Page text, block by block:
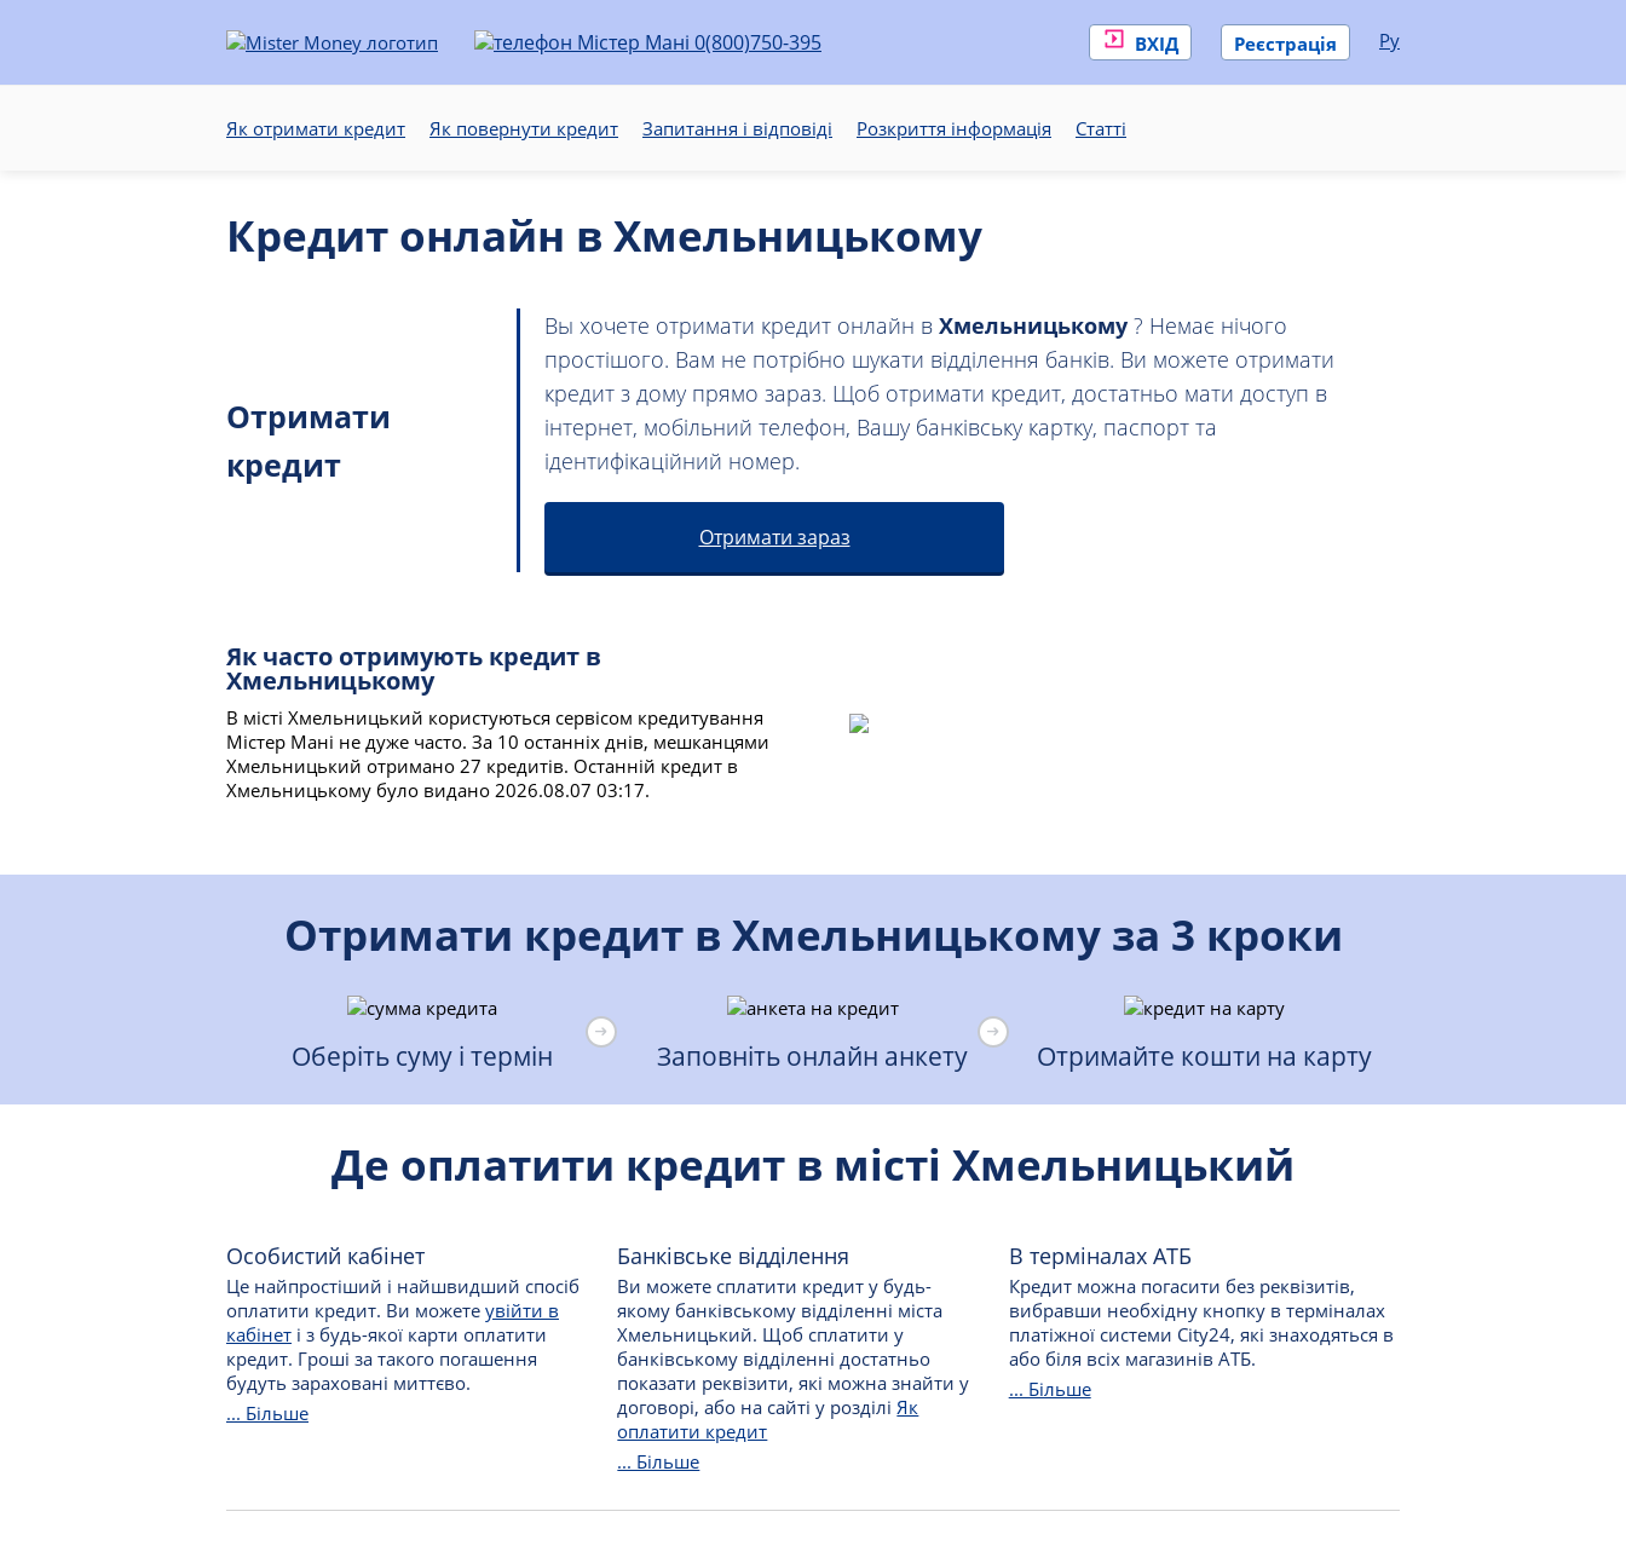
0(800)750-395 ВХІД Реєстрація Ру
Як отримати кредит Як повернути кредит Запитання і відповіді Розкриття інформація Статті
Кредит онлайн в Хмельницькому
Отримати
кредит
Вы хочете отримати кредит онлайн в Хмельницькому ? Немає нічого
простішого. Вам не потрібно шукати відділення банків. Ви можете отримати
кредит з дому прямо зараз. Щоб отримати кредит, достатньо мати доступ в
інтернет, мобільний телефон, Вашу банківську картку, паспорт та
ідентифікаційний номер.
Отримати зараз
Як часто отримують кредит в
Хмельницькому
В місті Хмельницький користуються сервісом кредитування
Містер Мані не дуже часто. За 10 останніх днів, мешканцями
Хмельницький отримано 27 кредитів. Останній кредит в
Хмельницькому було видано 2026.08.07 03:17.
Отримати кредит в Хмельницькому за 3 кроки
Оберіть суму і термін Заповніть онлайн анкету Отримайте кошти на карту
Де оплатити кредит в місті Хмельницький
Особистий кабінет
Це найпростіший і найшвидший спосіб
оплатити кредит. Ви можете увійти в
кабінет і з будь-якої карти оплатити
кредит. Гроші за такого погашення
будуть зараховані миттєво.
... Більше
Банківське відділення
Ви можете сплатити кредит у будь-
якому банківському відділенні міста
Хмельницький. Щоб сплатити у
банківському відділенні достатньо
показати реквізити, які можна знайти у
договорі, або на сайті у розділіЯк
оплатити кредит
... Більше
В терміналах АТБ
Кредит можна погасити без реквізитів,
вибравши необхідну кнопку в терміналах
платіжної системи City24, які знаходяться в
або біля всіх магазинів АТБ.
... Більше